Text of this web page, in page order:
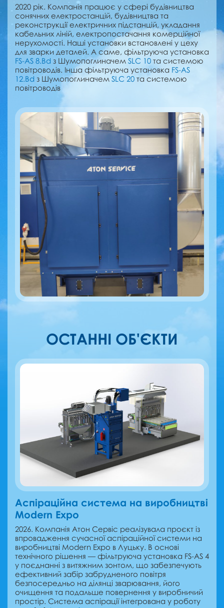
2020 рік. Компанія працює у сфері будівництва
сонячних електростанцій, будівництва та
реконструкції електричних підстанцій, укладання
кабельних ліній, електропостачання комерційної
нерухомості. Наші установки встановлені у цеху
для зварки деталей. А саме, фільтруюча установка
FS-AS 8.Bd з Шумопоглиначем SLC 10 та системою
повітроводів. Інша фільтруюча установка FS-AS
12.Bd з Шумопоглиначем SLC 20 та системою
повітроводів
ОСТАННІ ОБ'ЄКТИ
Аспіраційна система на виробництві
Modern Expo
2026. Компанія Атон Сервіс реалізувала проєкт із
впровадження сучасної аспіраційної системи на
виробництві Modern Expo в Луцьку. В основі
технічного рішення — фільтруюча установка FS-AS 4
у поєднанні з витяжним зонтом, що забезпечують
ефективний забір забрудненого повітря
безпосередньо на ділянці зварювання, його
очищення та подальше повернення у виробничий
простір. Система аспірації інтегрована у роботу